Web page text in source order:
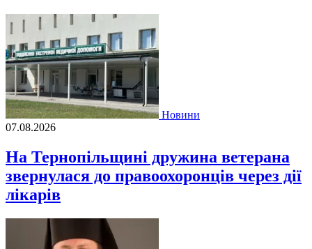
Новини
07.08.2026
На Тернопільщині дружина ветерана
звернулася до правоохоронців через дії
лікарів